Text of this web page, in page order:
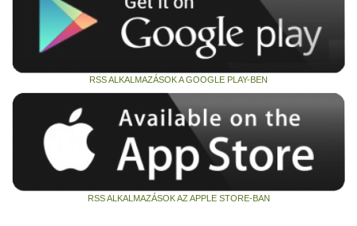
RSS ALKALMAZÁSOK A GOOGLE PLAY-BEN
RSS ALKALMAZÁSOK AZ APPLE STORE-BAN